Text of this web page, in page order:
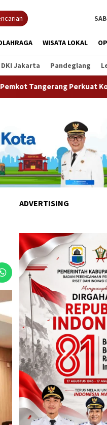
WISATA LOKAL
DKI Jakarta Pandeglang
Kolaborasi
ADVERTISING